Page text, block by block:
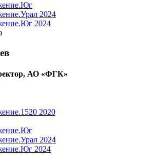
2024
2024
АО «ФГК»
2020
2024
2024